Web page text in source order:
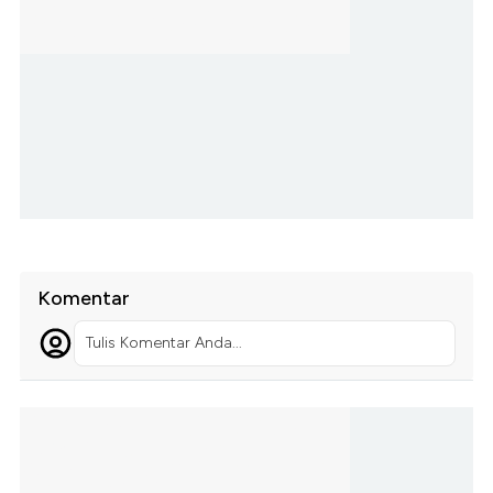
Komentar
Tulis Komentar Anda...